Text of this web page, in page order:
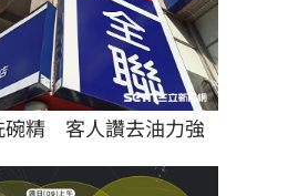
精　客人讚去油力強